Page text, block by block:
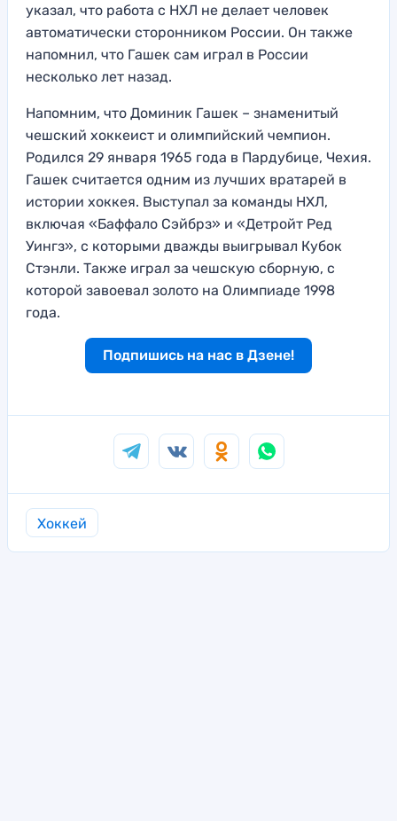
указал, что работа с НХЛ не делает человек
автоматически сторонником России. Он также
напомнил, что Гашек сам играл в России
несколько лет назад.
Напомним, что Доминик Гашек – знаменитый
чешский хоккеист и олимпийский чемпион.
Родился 29 января 1965 года в Пардубице, Чехия.
Гашек считается одним из лучших вратарей в
истории хоккея. Выступал за команды НХЛ,
включая «Баффало Сэйбрз» и «Детройт Ред
Уингз», с которыми дважды выигрывал Кубок
Стэнли. Также играл за чешскую сборную, с
которой завоевал золото на Олимпиаде 1998
года.
Подпишись на нас в Дзене!
Хоккей